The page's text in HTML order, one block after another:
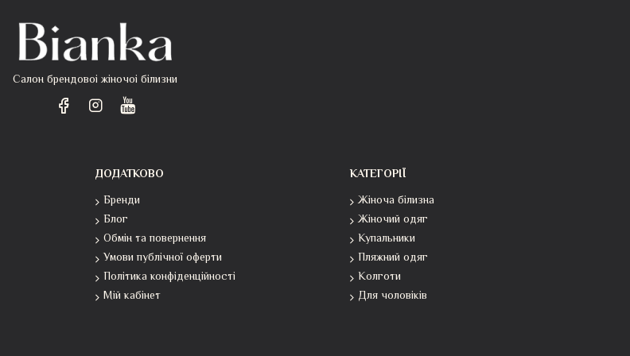
Салон брендовоі жіночоі білизни
ДОДАТКОВО
Бренди
Блог
Обмін та повернення
Умови публічної оферти
Політика конфіденційності
Мій кабінет
КАТЕГОРІЇ
Жіноча білизна
Жіночий одяг
Купальники
Пляжний одяг
Колготи
Для чоловіків